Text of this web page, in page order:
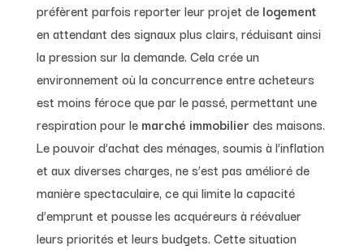
préfèrent parfois reporter leur projet de logement
en attendant des signaux plus clairs, réduisant ainsi
la pression sur la demande. Cela crée un
environnement où la concurrence entre acheteurs
est moins féroce que par le passé, permettant une
respiration pour le marché immobilier des maisons.
Le pouvoir d’achat des ménages, soumis à l’inflation
et aux diverses charges, ne s’est pas amélioré de
manière spectaculaire, ce qui limite la capacité
d’emprunt et pousse les acquéreurs à réévaluer
leurs priorités et leurs budgets. Cette situation